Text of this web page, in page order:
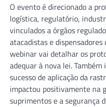
O evento é direcionado a
logística, regulatório,
vinculados a órgãos
atacadistas e
webinar vai detalhar os
adequar à nova lei.
sucesso de aplicação da
impactou positivamente na
suprimentos e a segurança